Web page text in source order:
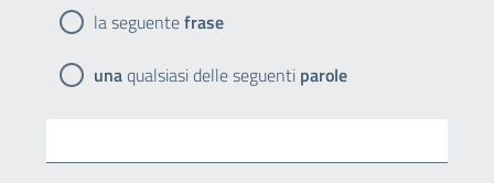
la seguentefrase
unaqualsiasi delle seguenti parole